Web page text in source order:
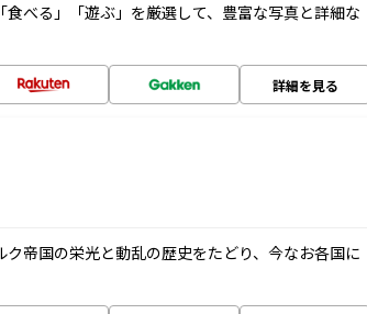
べる」「遊ぶ」を厳選して、豊富な写真と詳細な
詳細を見る
ク帝国の栄光と動乱の歴史をたどり、今なお各国に